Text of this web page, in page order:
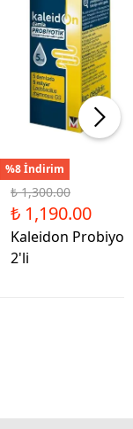
%8 İndirim
₺ 1,300.00
₺ 1,190.00
Kaleidon
2'li